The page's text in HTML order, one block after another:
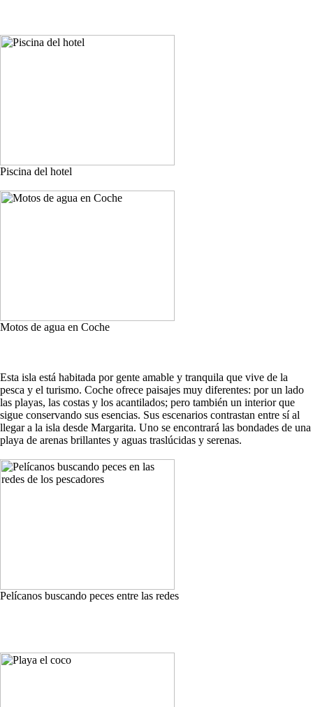
Piscina del hotel
Motos de agua en Coche
Esta isla está habitada por gente amable y tranquila que vive de la
pesca y el turismo. Coche ofrece paisajes muy diferentes: por un lado
las playas, las costas y los acantilados; pero también un interior que
sigue conservando sus esencias. Sus escenarios contrastan entre sí al
llegar a la isla desde Margarita. Uno se encontrará las bondades de una
playa de arenas brillantes y aguas traslúcidas y serenas.
Pelícanos buscando peces entre las redes